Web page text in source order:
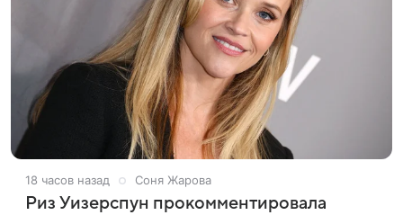
18 часов назад Соня Жарова
Риз Уизерспун прокомментировала